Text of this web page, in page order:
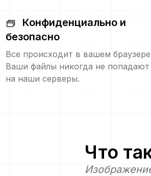
Конфиденциально и
безопасно
Все происходит в вашем
Ваши файлы никогда не попадают
на наши серверы.
Что